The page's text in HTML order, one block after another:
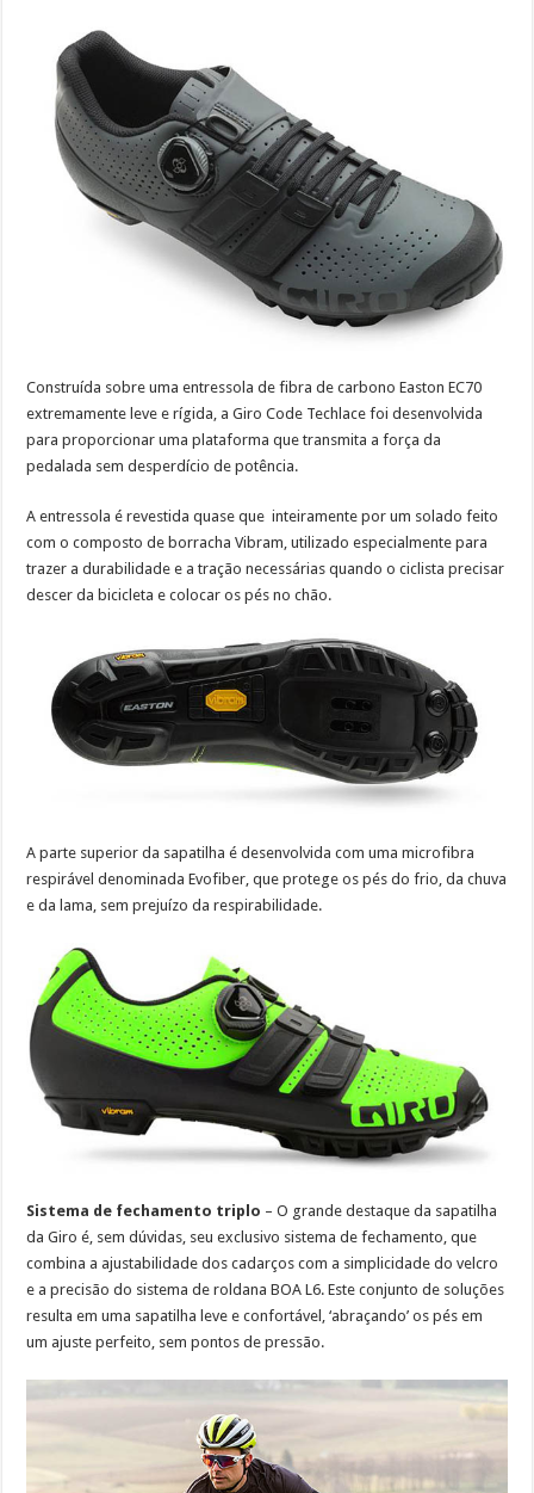
Construída sobre uma entressola de fibra de carbono Easton EC70
extremamente leve e rígida, a Giro Code Techlace foi desenvolvida
para proporcionar uma plataforma que transmita a força da
pedalada sem desperdício de potência.
A entressola é revestida quase que inteiramente por um solado feito
com o composto de borracha Vibram, utilizado especialmente para
trazer a durabilidade e a tração necessárias quando o ciclista precisar
descer da bicicleta e colocar os pés no chão.
A parte superior da sapatilha é desenvolvida com uma microfibra
respirável denominada Evofiber, que protege os pés do frio, da chuva
e da lama, sem prejuízo da respirabilidade.
Sistema de fechamento triplo – O grande destaque da sapatilha
da Giro é, sem dúvidas, seu exclusivo sistema de fechamento, que
combina a ajustabilidade dos cadarços com a simplicidade do velcro
e a precisão do sistema de roldana BOA L6. Este conjunto de soluções
resulta em uma sapatilha leve e confortável, ‘abraçando’ os pés em
um ajuste perfeito, sem pontos de pressão.